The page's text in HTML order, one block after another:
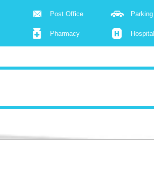
Post Office Parking
Pharmacy Hospital